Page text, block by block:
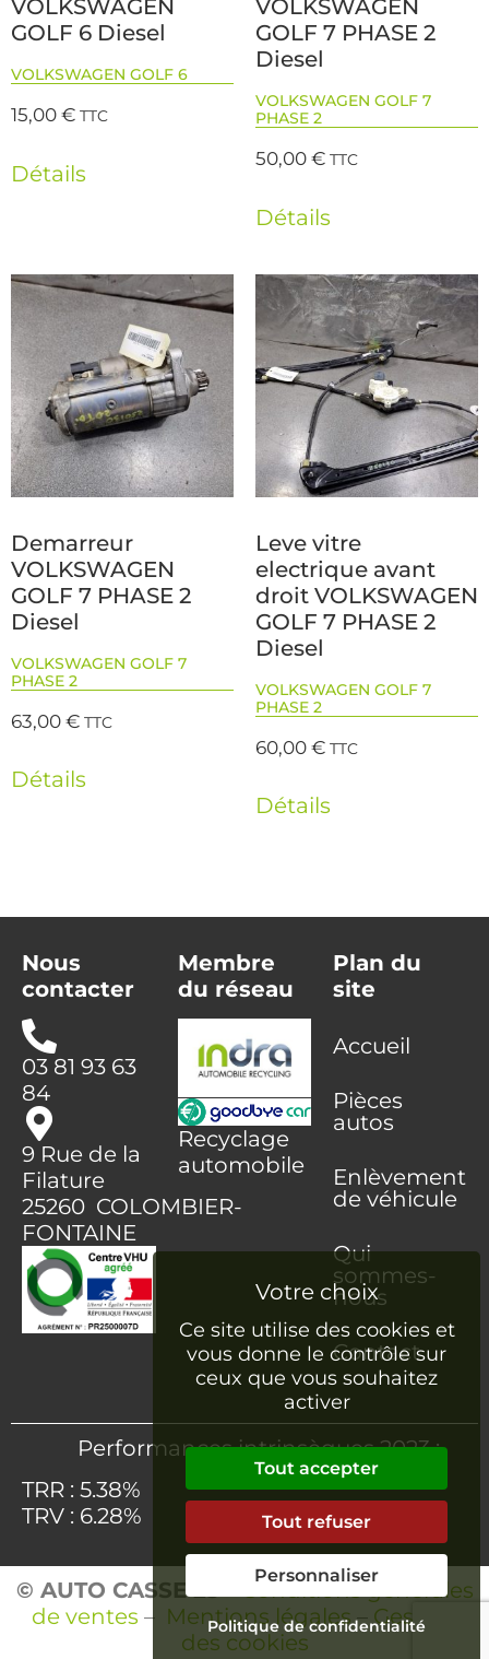
VOLKSWAGEN
GOLF 6 Diesel
VOLKSWAGEN GOLF 6
15,00€ TTC
Détails
VOLKSWAGEN
GOLF 7 PHASE 2
Diesel
VOLKSWAGEN GOLF 7
PHASE 2
50,00€ TTC
Détails
Demarreur
VOLKSWAGEN
GOLF 7 PHASE 2
Diesel
VOLKSWAGEN GOLF 7
PHASE 2
63,00€ TTC
Détails
Leve vitre
electrique avant
droit VOLKSWAGEN
GOLF 7 PHASE 2
Diesel
VOLKSWAGEN GOLF 7
PHASE 2
60,00€ TTC
Détails
Nous
contacter
03 81 93 63
84
9 Rue de la
Filature
25260 COLOMBIER-
FONTAINE
Membre
du réseau
Recyclage
automobile
Plan du
site
Accueil
Pièces
autos
Enlèvement
de véhicule
Qui
sommes-
nous
Contact
Performances intrinsèques 2023 :
TRR : 5.38%
TRV : 6.28%
© AUTO CASSE 25–Conditions générales
de ventes – Mentions légales–Gestion
des cookies
Ce site utilise des cookies et
vous donne le contrôle sur
ceux que vous souhaitez
activer
Tout accepter
Tout refuser
Personnaliser
Politique de confidentialité